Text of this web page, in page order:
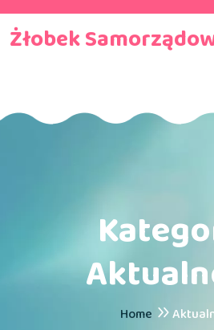
Żłobek
Home